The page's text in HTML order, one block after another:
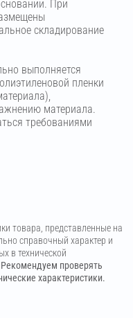
При
складирование
выполняется
пленки
материала.
требованиями
товара, представленные на
справочный характер и
в технической
Рекомендуем проверять
характеристики.